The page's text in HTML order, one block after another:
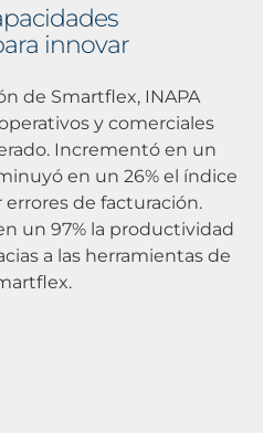
innovar
de Smartflex, INAPA
y comerciales
Incrementó en un
en un 26% el índice
de facturación.
un 97% la productividad
a las herramientas de